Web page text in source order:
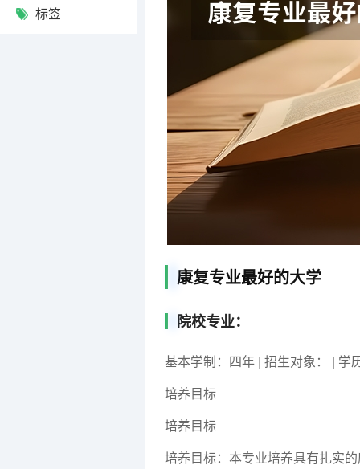
标签
康复专业最好的大学
院校专业：
基本学制：四年 | 招生对象： | 学
培养目标
培养目标
培养目标：本专业培养具有扎实